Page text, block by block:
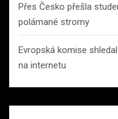
Přes Česko přešla
polámané stromy
Evropská komise
na internetu